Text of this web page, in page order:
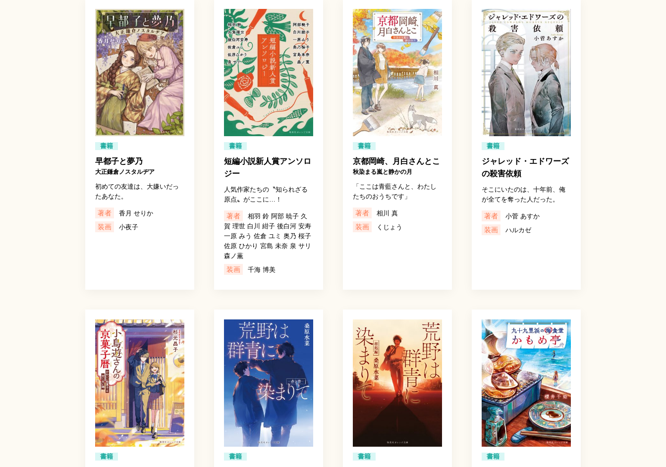
書籍
早都子と夢乃
大正鎌倉ノスタルヂア
初めての友達は、大嫌いだっ
たあなた。
著者 香月 せりか
装画 小夜子
書籍
短編小説新人賞アンソロ
ジー
人気作家たちの〝知られざる
原点〟がここに…！
著者
相羽 鈴 阿部 暁子 久
賀 理世 白川 紺子 後白河 安寿
一原 みう 佐倉 ユミ 奥乃 桜子
佐原 ひかり 宮島 未奈 泉 サリ
森ノ薫
装画 千海 博美
書籍
京都岡崎、月白さんとこ
秋染まる嵐と静かの月
「ここは青藍さんと、わたし
たちのおうちです」
著者 相川 真
装画 くじょう
書籍
ジャレッド・エドワーズ
の殺害依頼
そこにいたのは、十年前、俺
が全てを奪った人だった。
著者 小菅 あすか
装画 ハルカゼ
書籍 書籍 書籍 書籍